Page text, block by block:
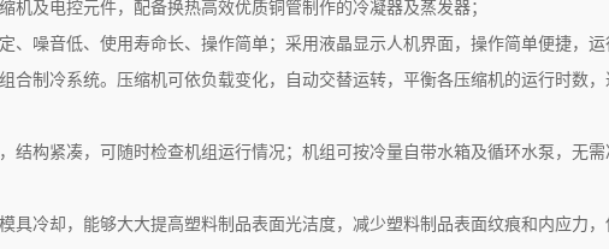
机及电控元件，配备换热高效优质铜管制作的冷凝器及蒸发器；
、噪音低、使用寿命长、操作简单；采用液晶显示人机界面，操作简单便捷，运
合制冷系统。压缩机可依负载变化，自动交替运转，平衡各压缩机的运行时数
结构紧凑，可随时检查机组运行情况；机组可按冷量自带水箱及循环水泵，无需
具冷却，能够大大提高塑料制品表面光洁度，减少塑料制品表面纹痕和内应力